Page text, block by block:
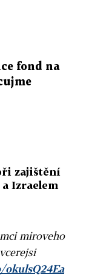
fond na
zajištění
Izraelem
miroveho